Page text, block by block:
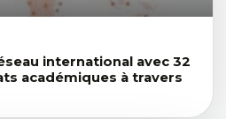
international avec 32
académiques à travers